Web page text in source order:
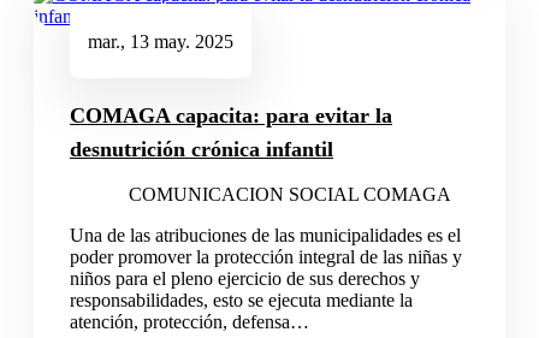
mar., 13 may. 2025
COMAGA capacita: para evitar la
desnutrición crónica infantil
COMUNICACION SOCIAL COMAGA
Una de las atribuciones de las municipalidades es el
poder promover la protección integral de las niñas y
niños para el pleno ejercicio de sus derechos y
responsabilidades, esto se ejecuta mediante la
atención, protección, defensa…